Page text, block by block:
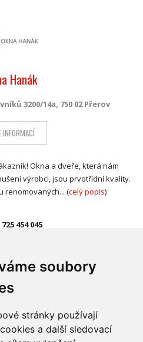
soubory
stránky používají
a další sledovací
Hanák
3200/14a, 750 02 Přerov
INFORMACÍ
Okna a dveře, která nám
výrobci, jsou prvotřídní kvality.
renomovaných... (celý popis)
725 454 045
oblíbených
firem jsou ověřené a průběžně
narazili na chybný údaj, dejte nám